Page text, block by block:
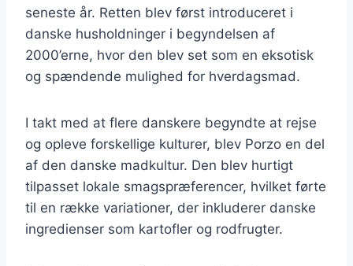
seneste år. Retten blev først introduceret i
danske husholdninger i begyndelsen af
2000’erne, hvor den blev set som en eksotisk
og spændende mulighed for hverdagsmad.
I takt med at flere danskere begyndte at rejse
og opleve forskellige kulturer, blev Porzo en del
af den danske madkultur. Den blev hurtigt
tilpasset lokale smagspræferencer, hvilket førte
til en række variationer, der inkluderer danske
ingredienser som kartofler og rodfrugter.